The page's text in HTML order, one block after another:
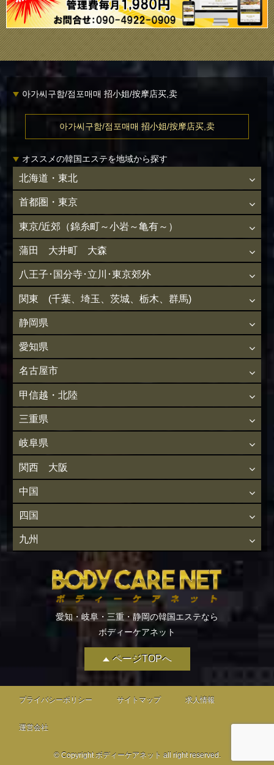
ページTOPへ
아가씨구함/점포매매 招小姐/按摩店买,卖
아가씨구함/점포매매 招小姐/按摩店买,卖
オススメの韓国エステを地域から探す
北海道・東北
首都圏・東京
東京/近郊（錦糸町～小岩～亀有～）
蒲田 大井町 大森
八王子･国分寺･立川･東京郊外
関東 (千葉、埼玉、茨城、栃木、群馬)
静岡県
愛知県
名古屋市
甲信越・北陸
三重県
岐阜県
関西 大阪
中国
四国
九州
愛知・岐阜・三重・静岡の韓国エステなら
ボディーケアネット
プライバシーポリシー サイトマップ 求人情報
運営会社
© Copyright ボディーケアネット all right reserved.